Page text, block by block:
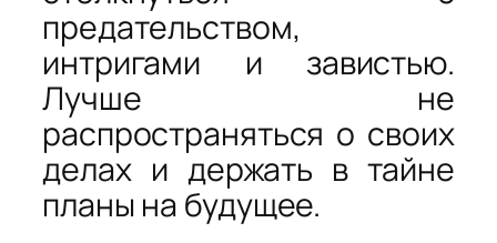
предательством,
интригами и завистью.
Лучше не
распространяться о своих
делах и держать в тайне
планы на будущее.